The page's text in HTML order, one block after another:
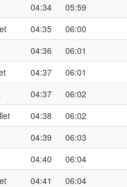
04:34 05:59
04:35 06:00
04:36 06:01
04:37 06:01
04:37 06:02
04:38 06:02
04:39 06:03
04:40 06:04
04:41 06:04